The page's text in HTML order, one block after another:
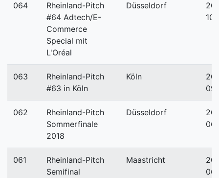
064
Rheinland-Pitch
#64 Adtech/E-
Commerce
Special mit
L'Oréal
Düsseldorf
063
Rheinland-Pitch
#63 in Köln
Köln
062
Rheinland-Pitch
Sommerfinale
2018
Düsseldorf
061
Rheinland-Pitch
Semifinal
Maastricht